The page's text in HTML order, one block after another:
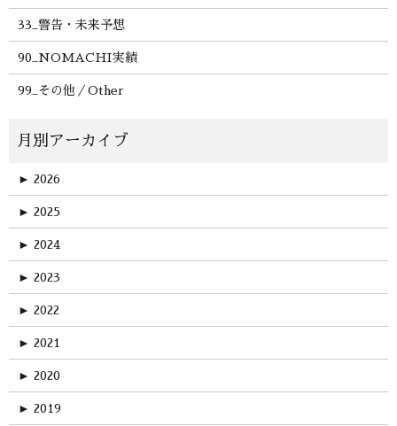
33_警告・未来予想
90_NOMACHI実績
99_その他／Other
► 2026
► 2025
► 2024
► 2023
► 2022
► 2021
► 2020
► 2019